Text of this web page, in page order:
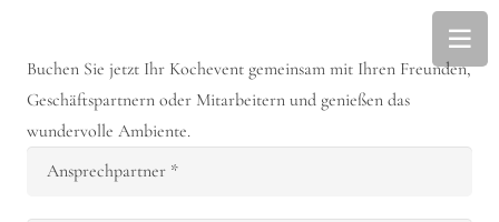
Buchen Sie jetzt Ihr Kochevent gemeinsam mit Ihren Freunden,
Geschäftspartnern oder Mitarbeitern und genießen das
wundervolle Ambiente.
Ansprechpartner *